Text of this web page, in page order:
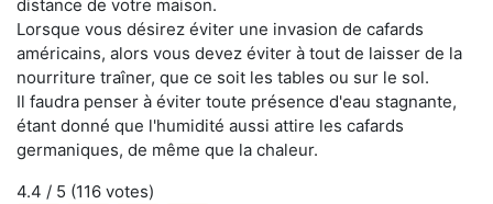
distance de votre maison.
Lorsque vous désirez éviter une invasion de cafards
américains, alors vous devez éviter à tout de laisser de la
nourriture traîner, que ce soit les tables ou sur le sol.
Il faudra penser à éviter toute présence d'eau stagnante,
étant donné que l'humidité aussi attire les cafards
germaniques, de même que la chaleur.
4.4 / 5 (116 votes)